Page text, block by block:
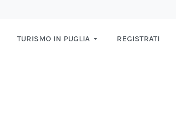
TURISMO IN PUGLIA REGISTRATI